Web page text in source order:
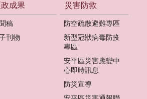
政成果
稿
刊物
災害防救
防空疏散避難專區
新型冠狀病毒防疫
專區
安平區災害應變中
心即時訊息
防災宣導